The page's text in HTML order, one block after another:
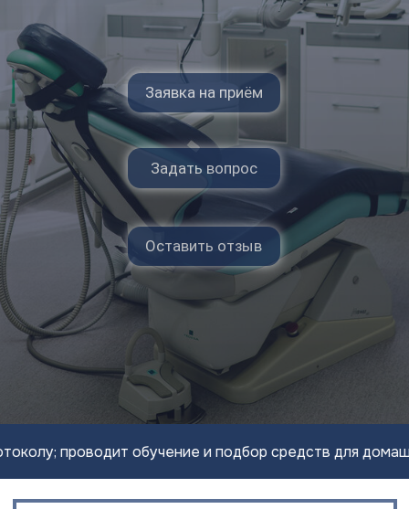
Оставить отзыв
проводит обучение и подбор средств для
СПЕЦИАЛИЗАЦИЯ В КЛИНИКЕ:
Удаления зубов разной сложности;
Лечение кариеса; Проведение
профессиональной гигиены полости рта
по GBT - протоколу